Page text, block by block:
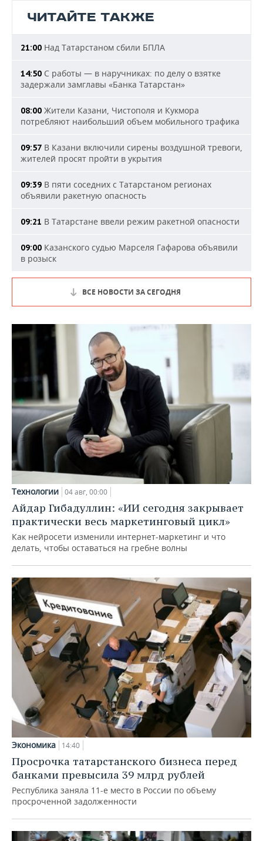
ЧИТАЙТЕ ТАКЖЕ
21:00 Над Татарстаном сбили БПЛА
14:50 С работы — в наручниках: по делу о взятке
задержали замглавы «Банка Татарстан»
08:00 Жители Казани, Чистополя и Кукмора
потребляют наибольший объем мобильного трафика
09:57 В Казани включили сирены воздушной тревоги,
жителей просят пройти в укрытия
09:39 В пяти соседних с Татарстаном регионах
объявили ракетную опасность
09:21 В Татарстане ввели режим ракетной опасности
09:00 Казанского судью Марселя Гафарова объявили
в розыск
ВСЕ НОВОСТИ ЗА СЕГОДНЯ
Технологии 04 авг, 00:00
Айдар Гибадуллин: «ИИ сегодня закрывает
практически весь маркетинговый цикл»
Как нейросети изменили интернет-маркетинг и что
делать, чтобы оставаться на гребне волны
Экономика 14:40
Просрочка татарстанского бизнеса перед
банками превысила 39 млрд рублей
Республика заняла 11-е место в России по объему
просроченной задолженности